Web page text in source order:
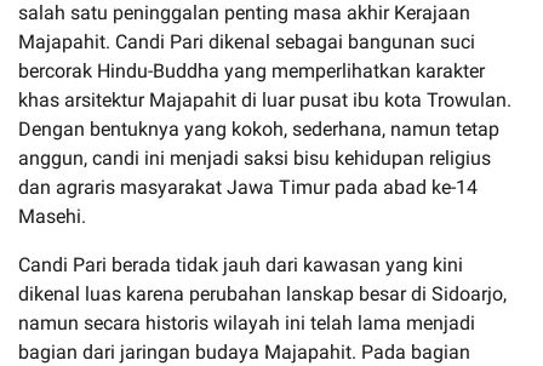
salah satu peninggalan penting masa akhir Kerajaan
Majapahit. Candi Pari dikenal sebagai bangunan suci
bercorak Hindu-Buddha yang memperlihatkan karakter
khas arsitektur Majapahit di luar pusat ibu kota Trowulan.
Dengan bentuknya yang kokoh, sederhana, namun tetap
anggun, candi ini menjadi saksi bisu kehidupan religius
dan agraris masyarakat Jawa Timur pada abad ke-14
Masehi.
Candi Pari berada tidak jauh dari kawasan yang kini
dikenal luas karena perubahan lanskap besar di Sidoarjo,
namun secara historis wilayah ini telah lama menjadi
bagian dari jaringan budaya Majapahit. Pada bagian